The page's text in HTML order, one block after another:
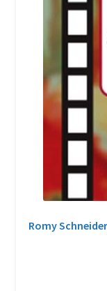
Politique de
Qui sommes-nous
Soutien à
Suivi de la
Romy